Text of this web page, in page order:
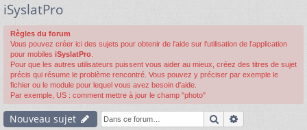
ra
pi
de
m
s on ist
e
iSyslatPro
Règles du forum
Vous pouvez créer ici des sujets pour obtenir de l'aide sur l'utilisation de l'application
pour mobiles iSyslatPro
Pour que les autres utilisateurs puissent vous aider au mieux, créez des titres de sujet
précis qui résume le problème rencontré. Vous pouvez y préciser par exemple le
fichier ou le module pour lequel vous avez besoin d'aide.
Par exemple, US : comment mettre à jour le champ "photo"
Nouveau sujet Rechercher